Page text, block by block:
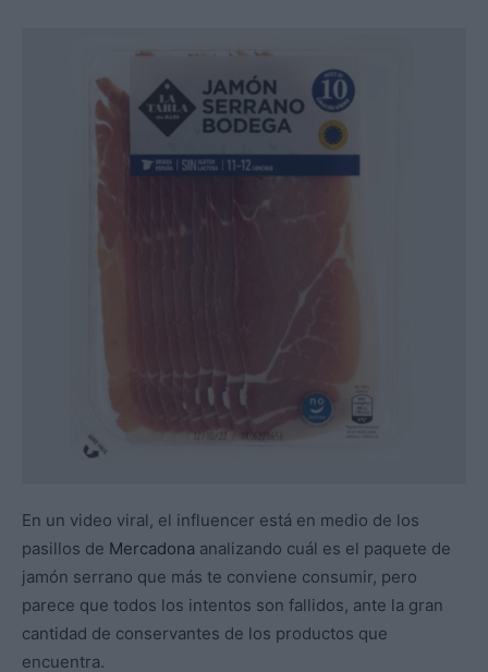
En un video viral, el influencer está en medio de los
pasillos de Mercadona analizando cuál es el paquete de
jamón serrano que más te conviene consumir, pero
parece que todos los intentos son fallidos, ante la gran
cantidad de conservantes de los productos que
encuentra.